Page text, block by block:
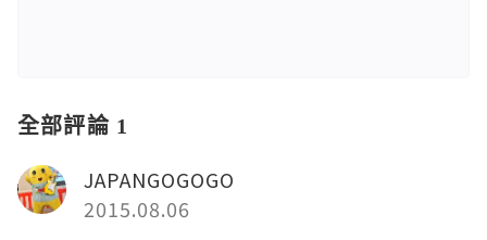
全部評論 1
JAPANGOGOGO
2015.08.06